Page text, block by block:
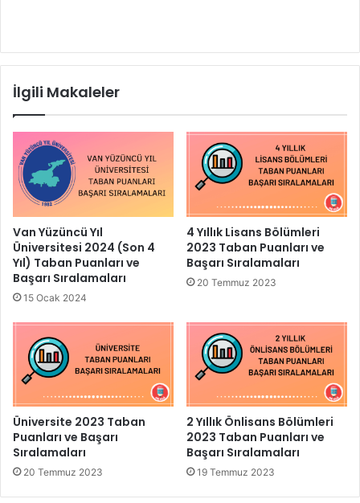
İlgili Makaleler
Van Yüzüncü Yıl
Üniversitesi 2024 (Son 4
Yıl) Taban Puanları ve
Başarı Sıralamaları
15 Ocak 2024
4 Yıllık Lisans Bölümleri
2023 Taban Puanları ve
Başarı Sıralamaları
20 Temmuz 2023
Üniversite 2023 Taban
Puanları ve Başarı
Sıralamaları
20 Temmuz 2023
2 Yıllık Önlisans Bölümleri
2023 Taban Puanları ve
Başarı Sıralamaları
19 Temmuz 2023